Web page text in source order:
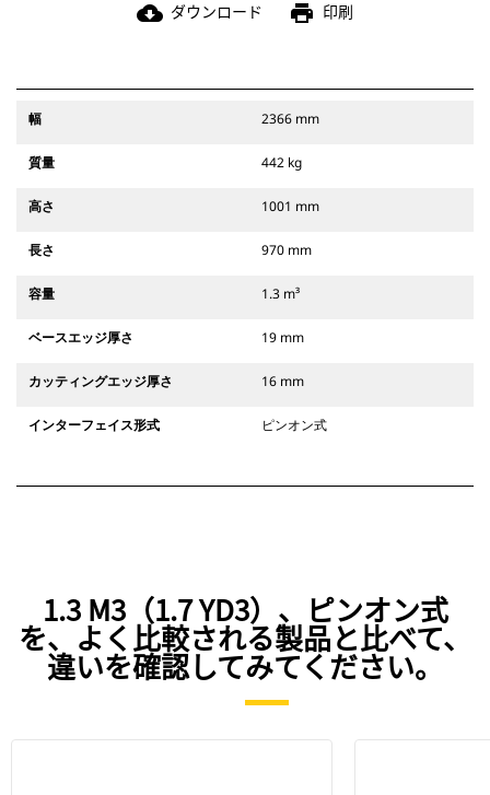
cloud_download ダウンロード print 印刷
幅 2366 mm
質量 442 kg
高さ 1001 mm
長さ 970 mm
容量 1.3 m³
ベースエッジ厚さ 19 mm
カッティングエッジ厚さ 16 mm
インターフェイス形式 ピンオン式
1.3 M3（1.7 YD3）、ピンオン式
を、よく比較される製品と比べて、
違いを確認してみてください。